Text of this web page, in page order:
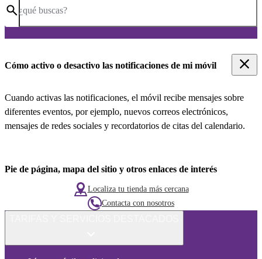
¿qué buscas?
Cómo activo o desactivo las notificaciones de mi móvil
Cuando activas las notificaciones, el móvil recibe mensajes sobre
diferentes eventos, por ejemplo, nuevos correos electrónicos,
mensajes de redes sociales y recordatorios de citas del calendario.
Pie de página, mapa del sitio y otros enlaces de interés
Localiza tu tienda más cercana
Contacta con nosotros